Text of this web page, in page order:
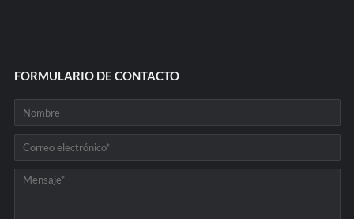
FORMULARIO DE CONTACTO